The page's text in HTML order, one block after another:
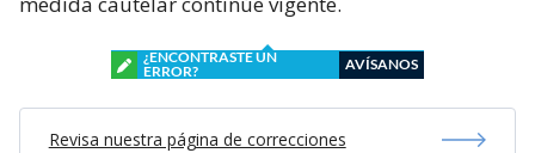
¿ENCONTRASTE UN
ERROR?
AVÍSANOS
Revisa nuestra página de correcciones